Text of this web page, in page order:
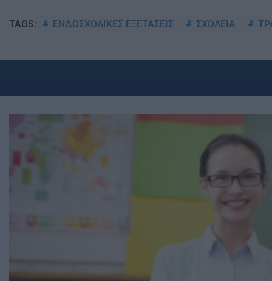
TAGS: ΕΝΔΟΣΧΟΛΙΚΕΣ ΕΞΕΤΑΣΕΙΣ ΣΧΟΛΕΙΑ